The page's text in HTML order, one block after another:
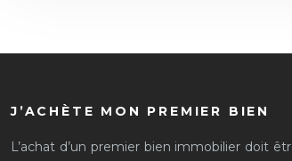
J’ACHÈTE MON PREMIER BIEN
L’achat d’un premier bien immobilier doit